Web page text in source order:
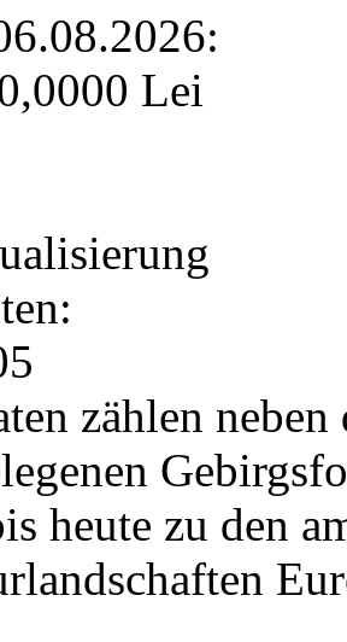
Lei
zählen
heute zu den